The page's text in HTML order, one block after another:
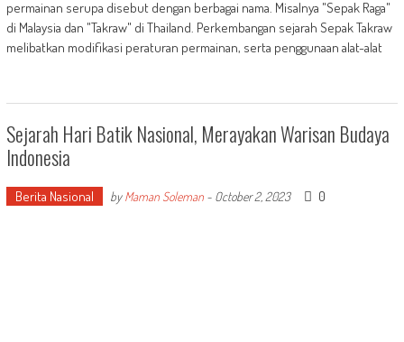
permainan serupa disebut dengan berbagai nama. Misalnya "Sepak Raga"
di Malaysia dan "Takraw" di Thailand. Perkembangan sejarah Sepak Takraw
melibatkan modifikasi peraturan permainan, serta penggunaan alat-alat
Sejarah Hari Batik Nasional, Merayakan Warisan Budaya
Indonesia
Berita Nasional byMaman Soleman- October 2, 2023 0